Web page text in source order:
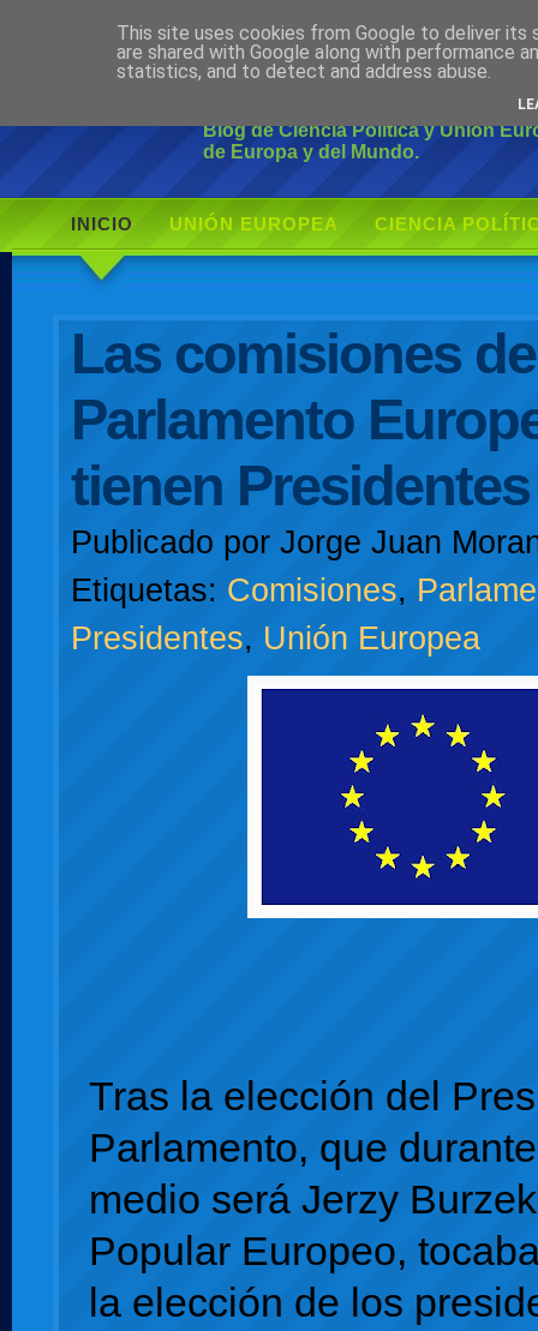
Ciudadano
Blog de Ciencia Política y Unión
de Europa y del Mundo.
INICIO UNIÓN EUROPEA CIENCIA
Las comisiones
Parlamento
tienen Presidentes
Publicado por Jorge Juan
Etiquetas: Comisiones,
Presidentes, Unión Europea
Tras la elección del
Parlamento, que
medio será Jerzy
Popular Europeo,
la elección de los
This site uses cookies from Google to deliver its
are shared with Google along with performance
statistics, and to detect and address abuse.